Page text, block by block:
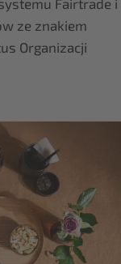
Fairtrade i
ze znakiem
Organizacji